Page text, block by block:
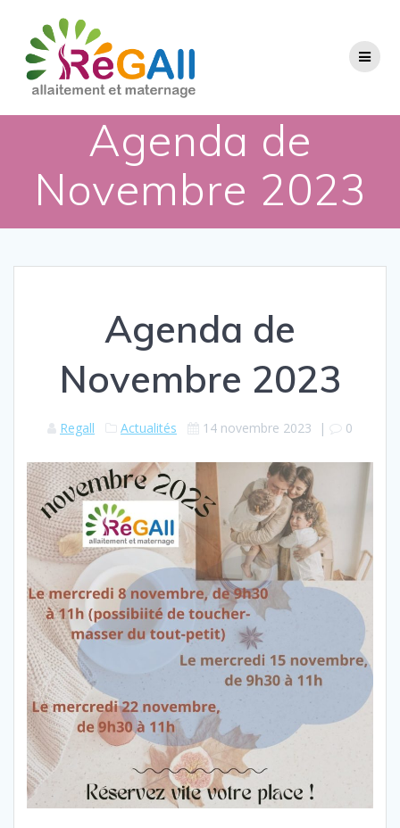
Agenda de
Novembre 2023
Agenda de
Novembre 2023
Regall Actualités 14 novembre 2023 | 0